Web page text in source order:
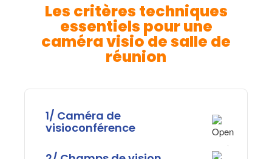
Les critères techniques
essentiels pour une
caméra visio de salle de
réunion
1/ Caméra de
visioconférence